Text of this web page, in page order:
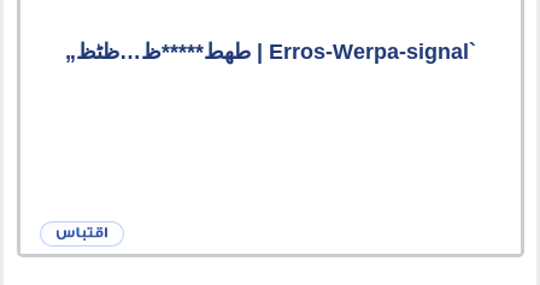
`Erros-Werpa-signal | طھط*****ظ…ظٹظ„